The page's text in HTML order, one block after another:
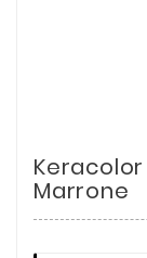
Keracolor
Marrone